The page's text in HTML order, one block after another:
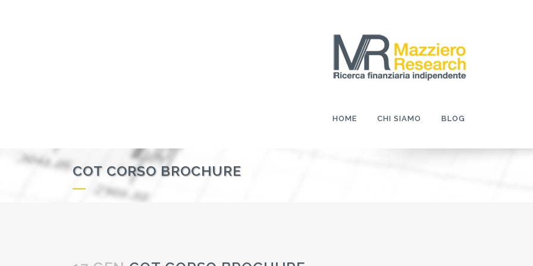
HOME CHI SIAMO BLOG
COT CORSO BROCHURE